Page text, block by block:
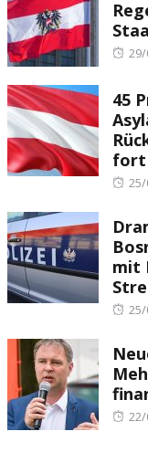
45
fort
mit